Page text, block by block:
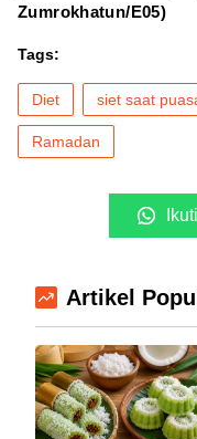
Zumrokhatun/E05)
Tags:
Diet siet saat
Ramadan
Artikel